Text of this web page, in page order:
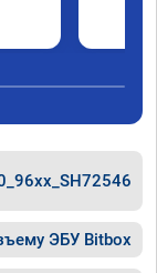
2.5
ЭБУ Bitbox